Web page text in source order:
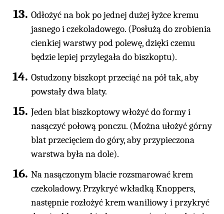
Odłożyć na bok po jednej dużej łyżce kremu
jasnego i czekoladowego. (Posłużą do zrobienia
cienkiej warstwy pod polewę, dzięki czemu
będzie lepiej przylegała do biszkoptu).
Ostudzony biszkopt przeciąć na pół tak, aby
powstały dwa blaty.
Jeden blat biszkoptowy włożyć do formy i
nasączyć połową ponczu. (Można ułożyć górny
blat przecięciem do góry, aby przypieczona
warstwa była na dole).
Na nasączonym blacie rozsmarować krem
czekoladowy. Przykryć wkładką Knoppers,
następnie rozłożyć krem waniliowy i przykryć